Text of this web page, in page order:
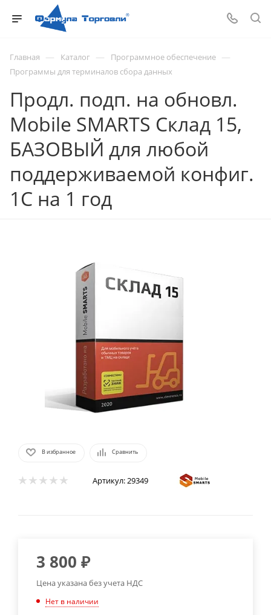
Главная — Каталог — Программное обеспечение —
Программы для терминалов сбора данных
Продл. подп. на обновл.
Mobile SMARTS Склад 15,
БАЗОВЫЙ для любой
поддерживаемой конфиг.
1С на 1 год
В избранное Сравнить
Артикул:29349
3 800 ₽
Цена указана без учета НДС
Нет в наличии